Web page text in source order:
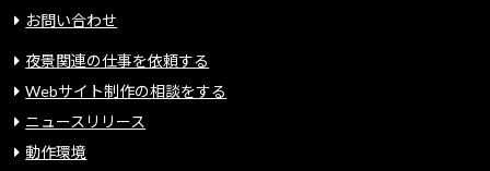
お問い合わせ
夜景関連の仕事を依頼する
Webサイト制作の相談をする
ニュースリリース
動作環境